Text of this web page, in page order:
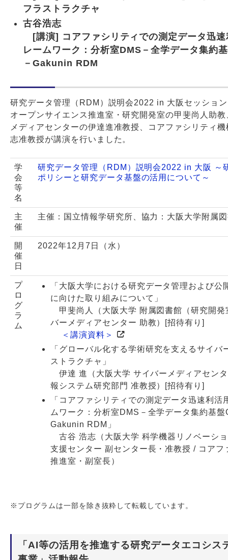
フラストラクチャ
古谷浩志
[講演] コアファシリティでの測定データ迅速
レームワーク：分析室DMS－全学データ集約
－Gakunin RDM
研究データ管理（RDM）説明会2022 in 大阪セッショ
オープンサイエンス推進室・研究開発室の甲斐尚人助
メディアセンターの伊達進准教授、コアファシリティ
志准教授が講演を行いました。
学
会
等
名
研究データ管理（RDM）説明会2022 in 大阪 ～
ポリシーと研究データ基盤の活用について～
主
催
主催：国立情報学研究所、協力：大阪大学附属
開
催
日
2022年12月7日（水）
プ
ロ
グ
ラ
ム
「大阪大学における研究データ管理および公
に向けた取り組みについて」
甲斐尚人（大阪大学 附属図書館（研究開発
バーメディアセンター 助教）[招待有り]
＜講演資料＞
「グローバル化する学術研究を支えるサイバ
ストラクチャ」
伊達 進（大阪大学 サイバーメディアセン
報システム研究部門 准教授）[招待有り]
「コアファシリティでの測定データ迅速利活
ムワーク：分析室DMS－全学データ集約基
Gakunin RDM」
古谷 浩志（大阪大学 科学機器リノベーシ
支援センター 副センター長・准教授 / コアフ
推進室・副室長）
※プログラムは一部を除き抜粋して転載しています。
「AI等の活用を推進する研究データエコシス